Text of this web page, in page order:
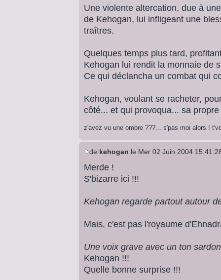
Une violente altercation, due à
de Kehogan, lui infligeant une
traîtres.
Quelques temps plus tard,
Kehogan lui rendit la monnaie de
Ce qui déclancha un combat qui
Kehogan, voulant se racheter,
côté... et qui provoqua... sa
z'avez vu une ombre ???... s'pas moi alors !
de kehogan le Mer 02 Juin 2004
Merde !
S'bizarre ici !!!
Kehogan regarde partout autour
Mais, c'est pas l'royaume
Une voix grave avec un ton
Kehogan !!!
Quelle bonne surprise !!!